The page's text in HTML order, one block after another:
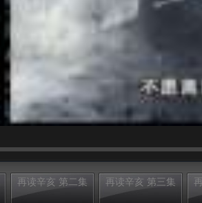
再读辛亥 第二集 再读辛亥 第三集